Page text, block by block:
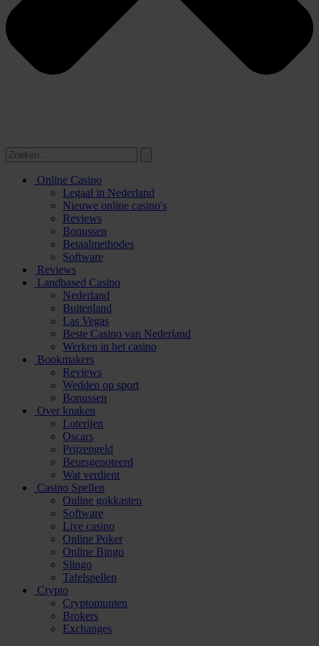
Online Casino
Legaal in Nederland
Nieuwe online casino's
Reviews
Bonussen
Betaalmethodes
Software
Reviews
Landbased Casino
Nederland
Buitenland
Las Vegas
Beste Casino van Nederland
Werken in het casino
Bookmakers
Reviews
Wedden op sport
Bonussen
Over knaken
Loterijen
Oscars
Prijzengeld
Beursgenoteerd
Wat verdient
Casino Spellen
Online gokkasten
Software
Live casino
Online Poker
Online Bingo
Slingo
Tafelspellen
Crypto
Cryptomunten
Brokers
Exchanges